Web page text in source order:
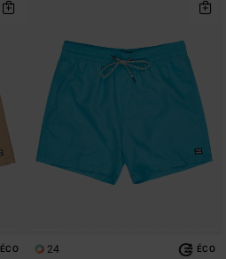
ÉCO 24 ÉCO